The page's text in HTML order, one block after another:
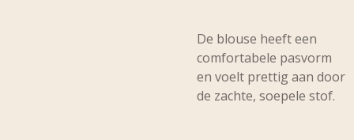
De blouse heeft een
comfortabele pasvorm
en voelt prettig aan door
de zachte, soepele stof.